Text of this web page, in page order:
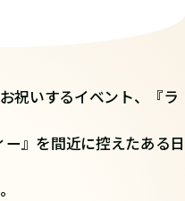
祝いするイベント、『ラ
』を間近に控えたある日